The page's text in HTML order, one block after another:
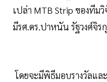
เปล่า MTB Strip ของทีม
มีรศ.ดร.ปาหนัน รัฐวงศ์จิร
โดยจะมีพิธีมอบรางวัลแล